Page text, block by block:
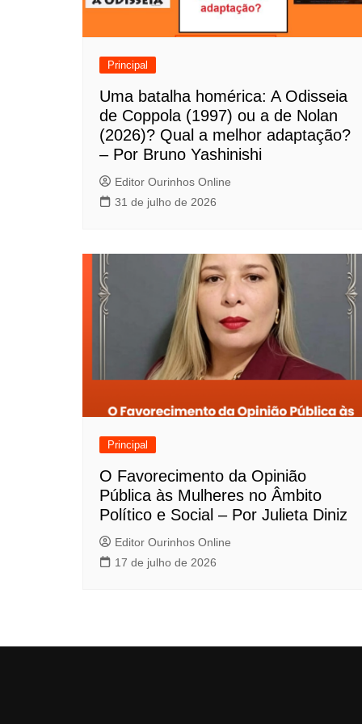
ã
t
Principal
Uma batalha homérica: A Odisseia
de Coppola (1997) ou a de Nolan
(2026)? Qual a melhor adaptação?
– Por Bruno Yashinishi
Editor Ourinhos Online
31 de julho de 2026
Principal
O Favorecimento da Opinião
Pública às Mulheres no Âmbito
Político e Social – Por Julieta Diniz
Editor Ourinhos Online
17 de julho de 2026